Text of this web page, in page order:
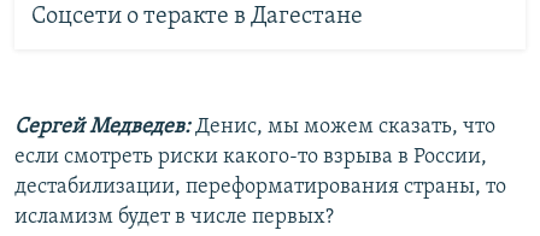
Соцсети о теракте в Дагестане
Сергей Медведев:Денис, мы можем сказать, что
если смотреть риски какого-то взрыва в России,
дестабилизации, переформатирования страны, то
исламизм будет в числе первых?